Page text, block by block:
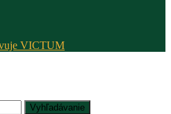
VICTUM
Vyhľadávanie